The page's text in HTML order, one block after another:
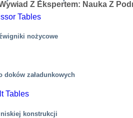
nożycowe
doków załadunkowych
konstrukcji
Z Ekspertem: Nauka Z